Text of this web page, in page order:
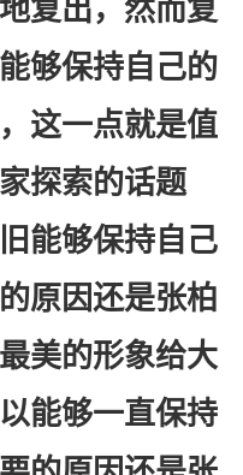
复出，然而复
够保持自己的
这一点就是值
探索的话题
能够保持自己
原因还是张柏
美的形象给大
能够一直保持